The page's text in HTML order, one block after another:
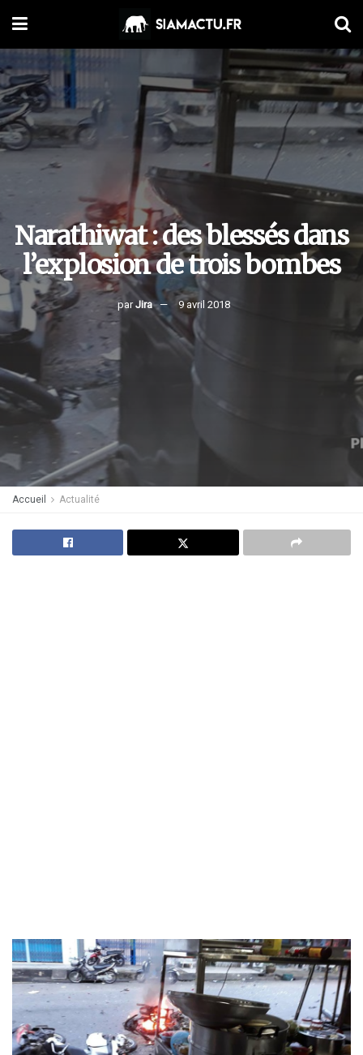
Narathiwat : des blessés dans
l’explosion de trois bombes
par Jira 9 avril 2018
Accueil Actualité